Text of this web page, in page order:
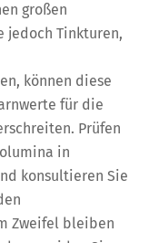
großen
jedoch Tinkturen,
können diese
für die
Prüfen
in
konsultieren Sie
Zweifel bleiben